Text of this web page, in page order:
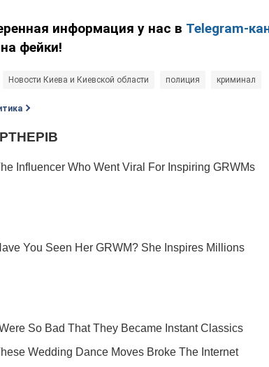
информация у нас в Telegram-
фейки!
Новости Киева и Киевской области полиция криминал